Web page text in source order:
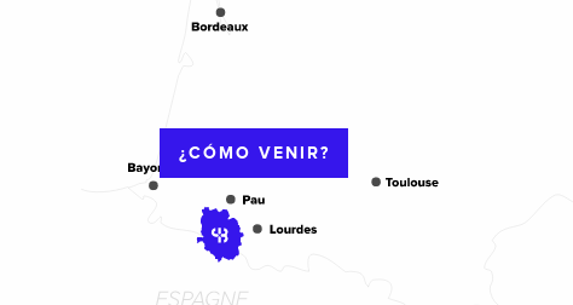
¿CÓMO VENIR?